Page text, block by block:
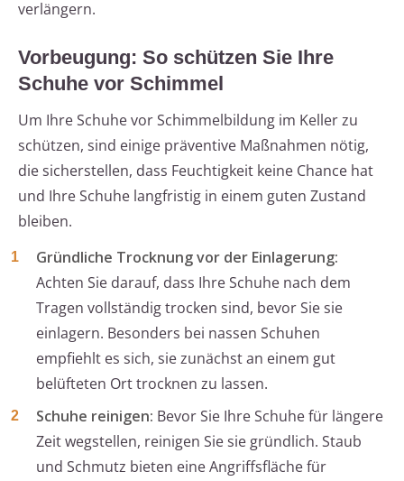
verlängern.
Vorbeugung: So schützen Sie Ihre
Schuhe vor Schimmel
Um Ihre Schuhe vor Schimmelbildung im Keller zu
schützen, sind einige präventive Maßnahmen nötig,
die sicherstellen, dass Feuchtigkeit keine Chance hat
und Ihre Schuhe langfristig in einem guten Zustand
bleiben.
Gründliche Trocknung vor der Einlagerung:
Achten Sie darauf, dass Ihre Schuhe nach dem
Tragen vollständig trocken sind, bevor Sie sie
einlagern. Besonders bei nassen Schuhen
empfiehlt es sich, sie zunächst an einem gut
belüfteten Ort trocknen zu lassen.
Schuhe reinigen: Bevor Sie Ihre Schuhe für längere
Zeit wegstellen, reinigen Sie sie gründlich. Staub
und Schmutz bieten eine Angriffsfläche für